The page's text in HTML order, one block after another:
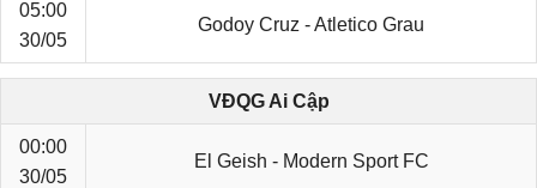
05:00
30/05
Godoy Cruz - Atletico Grau
VĐQG Ai Cập
00:00
30/05
El Geish - Modern Sport FC